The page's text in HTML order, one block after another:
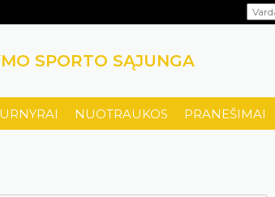
SPORTO SĄJUNGA
NUOTRAUKOS PRANEŠIMAI